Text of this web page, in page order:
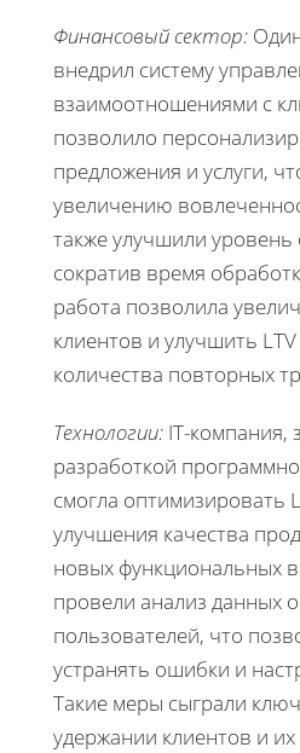
Финансовый сектор:
внедрил систему
взаимоотношениями с
позволило
предложения и услуги,
увеличению
также улучшили уровень
сократив время
работа позволила
клиентов и улучшить
количества повторных
Технологии: IT-
разработкой
смогла оптимизировать
улучшения качества
новых функциональных
провели анализ данных
пользователей, что
устранять ошибки и
Такие меры сыграли
удержании клиентов и